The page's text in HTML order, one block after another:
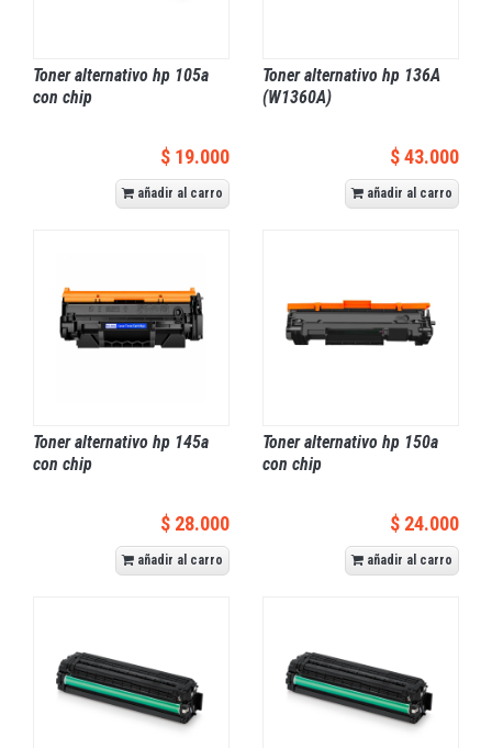
Toner alternativo hp 105a
con chip
$ 19.000
añadir al carro
Toner alternativo hp 136A
(W1360A)
$ 43.000
añadir al carro
Toner alternativo hp 145a
con chip
$ 28.000
añadir al carro
Toner alternativo hp 150a
con chip
$ 24.000
añadir al carro